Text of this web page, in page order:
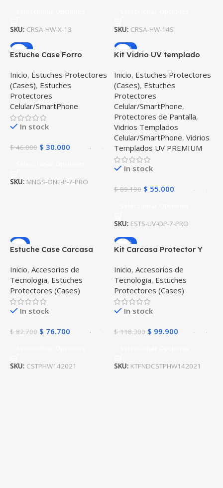
SKU: CRSA-HW-X-13 SKU: CRSA-HW-14S
-35%
Estuche Case Forro
Delgada y suave para
Celular Smartphone
Oneplus 7 Pro
Inicio, Estuches Protectores
(Cases), Estuches
Protectores
Celular/SmartPhone
In stock
$46.000 $ 30.000
SKU: MNGS-ONE-P-7-PRO
-38%
Kit Vidrio UV templado
Forro Protector para
Celular Oneplus 7 Pro
Inicio, Estuches Protectores
(Cases), Estuches
Protectores
Celular/SmartPhone,
Protectores de Pantalla,
Vidrios Templados
Celular/SmartPhone, Vidrios
Templados UV PREMIUM
In stock
$89.190 $ 55.000
SKU: ESTS-UV-OP-7-PRO
-7%
Estuche Case Carcasa
para MateBook Huawei 14
2021 / 2022 / 2023 14
Pulgadas (KLVD-WDH9 /
KLVL-W58W)
Inicio, Accesorios de
Tecnologia, Estuches
Protectores (Cases)
In stock
$82.700 $ 76.700
SKU: CSTPHW142021
-16%
Kit Carcasa Protector Y
de Teclado Para Huawei
MateBook 14 2021 / 2022
/ 2023 14 Pulgadas
Inicio, Accesorios de
Tecnologia, Estuches
Protectores (Cases)
In stock
$118.300 $ 99.900
SKU: KTFNDCSTPHW142021